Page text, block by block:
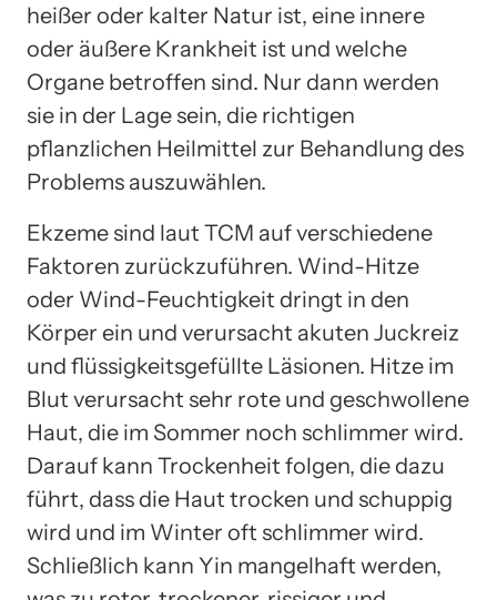
heißer oder kalter Natur ist, eine innere
oder äußere Krankheit ist und welche
Organe betroffen sind. Nur dann werden
sie in der Lage sein, die richtigen
pflanzlichen Heilmittel zur Behandlung des
Problems auszuwählen.
Ekzeme sind laut TCM auf verschiedene
Faktoren zurückzuführen. Wind-Hitze
oder Wind-Feuchtigkeit dringt in den
Körper ein und verursacht akuten Juckreiz
und flüssigkeitsgefüllte Läsionen. Hitze im
Blut verursacht sehr rote und geschwollene
Haut, die im Sommer noch schlimmer wird.
Darauf kann Trockenheit folgen, die dazu
führt, dass die Haut trocken und schuppig
wird und im Winter oft schlimmer wird.
Schließlich kann Yin mangelhaft werden,